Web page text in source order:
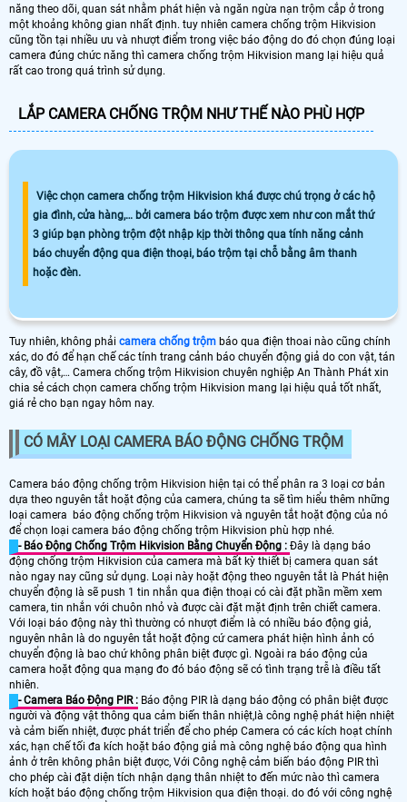
năng theo dõi, quan sát nhằm phát hiện và ngăn ngừa nạn trộm cắp ở trong
một khoảng không gian nhất định. tuy nhiên camera chống trộm Hikvision
cũng tồn tại nhiều ưu và nhượt điểm trong việc báo động do đó chọn đúng loại
camera đúng chức năng thì camera chống trộm Hikvision mang lại hiệu quả
rất cao trong quá trình sử dụng.
LẮP CAMERA CHỐNG TRỘM NHƯ THẾ NÀO PHÙ HỢP
Việc chọn camera chống trộm Hikvision khá được chú trọng ở các hộ
gia đình, cửa hàng,… bởi camera báo trộm được xem như con mắt thứ
3 giúp bạn phòng trộm đột nhập kịp thời thông qua tính năng cảnh
báo chuyển động qua điện thoại, báo trộm tại chỗ bằng âm thanh
hoặc đèn.
Tuy nhiên, không phải camera chống trộm báo qua điện thoai nào cũng chính
xác, do đó để hạn chế các tính trang cảnh báo chuyển động giả do con vật, tán
cây, đồ vật,… Camera chống trộm Hikvision chuyên nghiệp An Thành Phát xin
chia sẻ cách chọn camera chống trộm Hikvision mang lại hiệu quả tốt nhất,
giá rẻ cho bạn ngay hôm nay.
CÓ MÂY LOẠI CAMERA BÁO ĐỘNG CHỐNG TRỘM
Camera báo động chống trộm Hikvision hiện tại có thể phân ra 3 loại cơ bản
dựa theo nguyên tắt hoặt động của camera, chúng ta sẽ tìm hiểu thêm những
loại camera báo động chống trộm Hikvision và nguyên tắt hoặt động của nó
để chọn loại camera báo động chống trộm Hikvision phù hợp nhé.
- Báo Động Chống Trộm Hikvision Bằng Chuyển Động : Đây là dạng báo
động chống trộm Hikvision của camera mà bất kỳ thiết bị camera quan sát
nào ngay nay cũng sử dụng. Loại này hoặt động theo nguyên tắt là Phát hiện
chuyển động là sẽ push 1 tin nhắn qua điện thoại có cài đặt phần mềm xem
camera, tin nhắn với chuôn nhỏ và được cài đặt mặt định trên chiết camera.
Với loại báo động này thì thường có nhượt điểm là có nhiều báo động giả,
nguyên nhân là do nguyên tắt hoặt động cứ camera phát hiện hình ảnh có
chuyển động là bao chứ không phân biệt được gì. Ngoài ra báo động của
camera hoặt động qua mạng đo đó báo động sẽ có tình trạng trễ là điều tất
nhiên.
- Camera Báo Động PIR : Báo động PIR là dạng báo động có phân biệt được
người và động vật thông qua cảm biến thân nhiệt,là công nghệ phát hiện nhiệt
và cảm biến nhiệt, được phát triển để cho phép Camera có các kích hoạt chính
xác, hạn chế tối đa kích hoặt báo động giả mà công nghệ báo động qua hình
ảnh ở trên không phân biệt được, Với Công nghệ cảm biến báo động PIR thì
cho phép cài đặt diện tích nhận dạng thân nhiệt to đến mức nào thì camera
kích hoặt báo động chống trộm Hikvision qua điện thoại. do đó với công nghệ